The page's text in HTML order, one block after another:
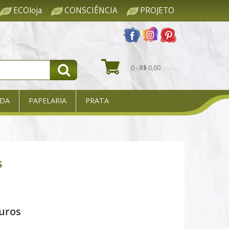
ECOloja CONSCIÊNCIA PROJETO
0 - R$ 0,00
PAPELARIA PRATA